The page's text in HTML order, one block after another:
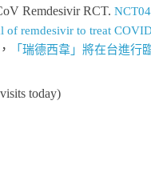
Remdesivir RCT.
of remdesivir to treat
「瑞德西韋」將在台進行
today)